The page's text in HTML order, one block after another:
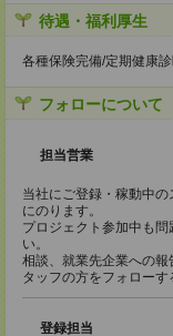
待遇・福利厚生
各種保険完備/定期健康
フォローについて
担当営業
当社にご登録・稼動中
にのります。
プロジェクト参加中も
い。
相談、就業先企業への
タッフの方をフォローす
登録担当